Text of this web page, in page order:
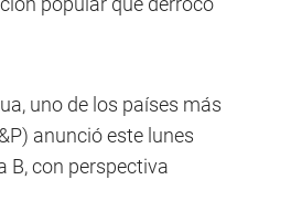
uno de los países más
anunció este lunes
B, con perspectiva